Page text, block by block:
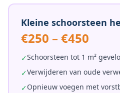
Kleine schoorsteen
€250 – €450
✓Schoorsteen tot 1 m²
✓Verwijderen van oude
✓Opnieuw voegen met